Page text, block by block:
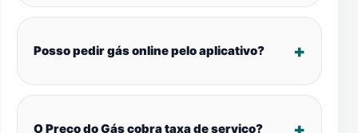
Posso pedir gás online pelo aplicativo?
O Preço do Gás cobra taxa de serviço?